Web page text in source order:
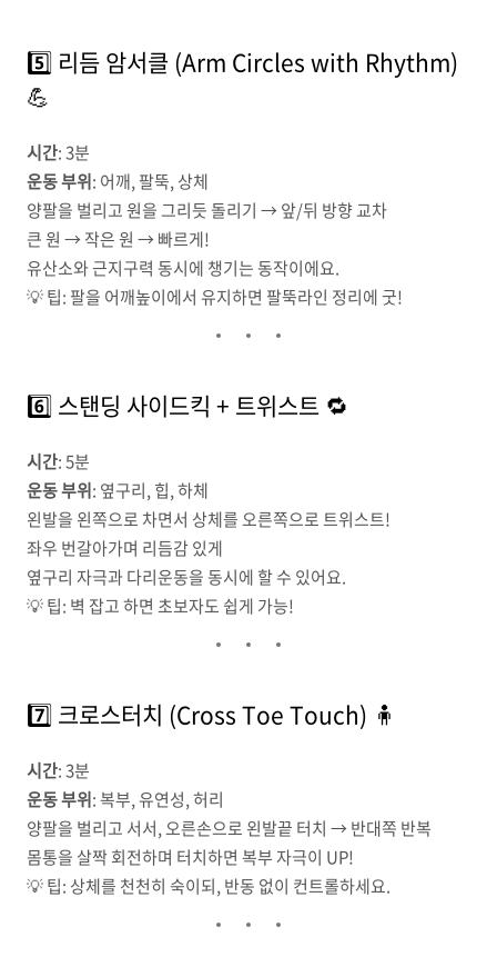
5️⃣ 리듬 암서클 (Arm Circles with Rhythm)
💪
시간: 3분
운동 부위: 어깨, 팔뚝, 상체
양팔을 벌리고 원을 그리듯 돌리기 → 앞/뒤 방향 교차
큰 원 → 작은 원 → 빠르게!
유산소와 근지구력 동시에 챙기는 동작이에요.
💡 팁: 팔을 어깨높이에서 유지하면 팔뚝라인 정리에 굿!
6️⃣ 스탠딩 사이드킥 + 트위스트 🔁
시간: 5분
운동 부위: 옆구리, 힙, 하체
왼발을 왼쪽으로 차면서 상체를 오른쪽으로 트위스트!
좌우 번갈아가며 리듬감 있게
옆구리 자극과 다리운동을 동시에 할 수 있어요.
💡 팁: 벽 잡고 하면 초보자도 쉽게 가능!
7️⃣ 크로스터치 (Cross Toe Touch) 🧍
시간: 3분
운동 부위: 복부, 유연성, 허리
양팔을 벌리고 서서, 오른손으로 왼발끝 터치 → 반대쪽 반복
몸통을 살짝 회전하며 터치하면 복부 자극이 UP!
💡 팁: 상체를 천천히 숙이되, 반동 없이 컨트롤하세요.